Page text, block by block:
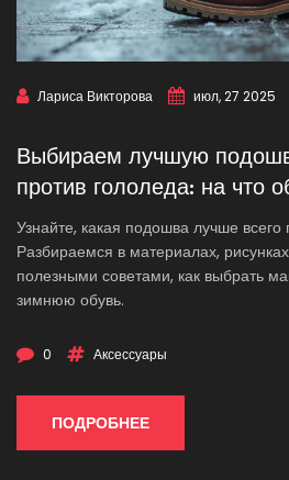
Лариса Викторова июл, 27 2025
Выбираем лучшую
против гололеда: на что
Узнайте, какая подошва лучше всего
Разбираемся в материалах,
полезными советами, как выбрать
зимнюю обувь.
0 Аксессуары
ПОДРОБНЕЕ